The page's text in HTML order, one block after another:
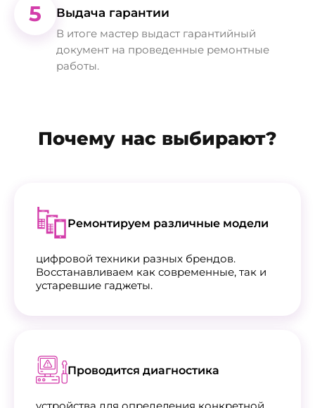
5 Выдача гарантии
В итоге мастер выдаст гарантийный
документ на проведенные ремонтные
работы.
Почему нас выбирают?
Ремонтируем различные модели
цифровой техники разных брендов.
Восстанавливаем как современные, так и
устаревшие гаджеты.
Проводится диагностика
устройства для определения конкретной